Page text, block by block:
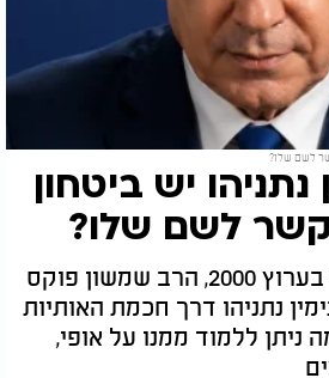
לשם שלו?
יש ביטחון
לשם שלו?
בתוכנית "שם האדם" בערוץ 2000, הרב שמשון פוקס
נתניהו דרך חכמת האותיות
ניתן ללמוד ממנו על אופי,